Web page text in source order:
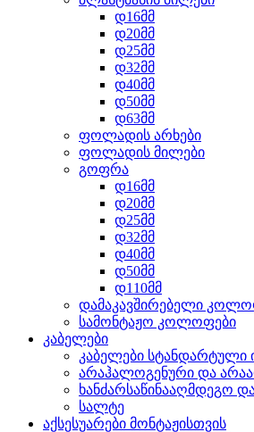
დ16მმ
დ20მმ
დ25მმ
დ32მმ
დ40მმ
დ50მმ
დ63მმ
ფოლადის არხები
ფოლადის მილები
გოფრა
დ16მმ
დ20მმ
დ25მმ
დ32მმ
დ40მმ
დ50მმ
დ110მმ
დამაკავშირებელი
სამონტაჟო კოლოფები
კაბელები
კაბელები სტანდარტული
არაჰალოგენური და
ხანძარსაწინააღმდეგო
სალტე
აქსესუარები მონტაჟისთვის